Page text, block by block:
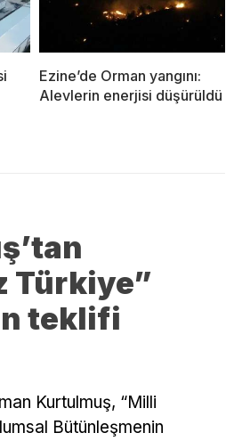
Ezine’de Orman yangını:
Alevlerin enerjisi düşürüldü
Türkiye”
teklifi
Kurtulmuş, “Milli
Bütünleşmenin